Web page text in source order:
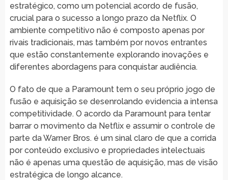
estratégico, como um potencial acordo de fusão,
crucial para o sucesso a longo prazo da Netflix. O
ambiente competitivo não é composto apenas por
rivais tradicionais, mas também por novos entrantes
que estão constantemente explorando inovações e
diferentes abordagens para conquistar audiência.
O fato de que a Paramount tem o seu próprio jogo de
fusão e aquisição se desenrolando evidencia a intensa
competitividade. O acordo da Paramount para tentar
barrar o movimento da Netflix e assumir o controle de
parte da Warner Bros. é um sinal claro de que a corrida
por conteúdo exclusivo e propriedades intelectuais
não é apenas uma questão de aquisição, mas de visão
estratégica de longo alcance.